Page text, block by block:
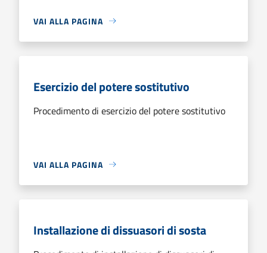
VAI ALLA PAGINA
Esercizio del potere sostitutivo
Procedimento di esercizio del potere sostitutivo
VAI ALLA PAGINA
Installazione di dissuasori di sosta